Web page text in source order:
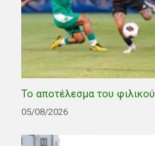
Το αποτέλεσμα του φιλικού
05/08/2026